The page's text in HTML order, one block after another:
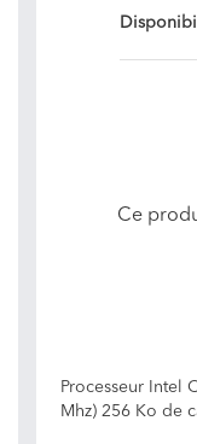
Ce
Processeur Intel
Mhz) 256 Ko de